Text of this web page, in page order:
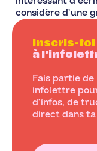
considère d’une
Inscris-toi
à
Fais partie
infolettre
d’infos, de
direct dans ta